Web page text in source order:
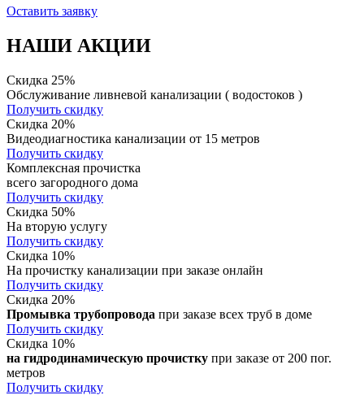
Оставить заявку
НАШИ АКЦИИ
Скидка 25%
Обслуживание ливневой канализации ( водостоков )
Получить скидку
Скидка 20%
Видеодиагностика канализации от 15 метров
Получить скидку
Комплексная прочистка
всего загородного дома
Получить скидку
Скидка 50%
На вторую услугу
Получить скидку
Скидка 10%
На прочистку канализации при заказе онлайн
Получить скидку
Скидка 20%
Промывка трубопровода при заказе всех труб в доме
Получить скидку
Скидка 10%
на гидродинамическую прочистку при заказе от 200 пог.
метров
Получить скидку